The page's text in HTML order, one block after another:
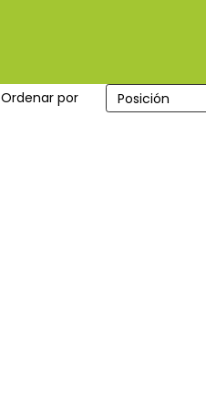
Ordenar por